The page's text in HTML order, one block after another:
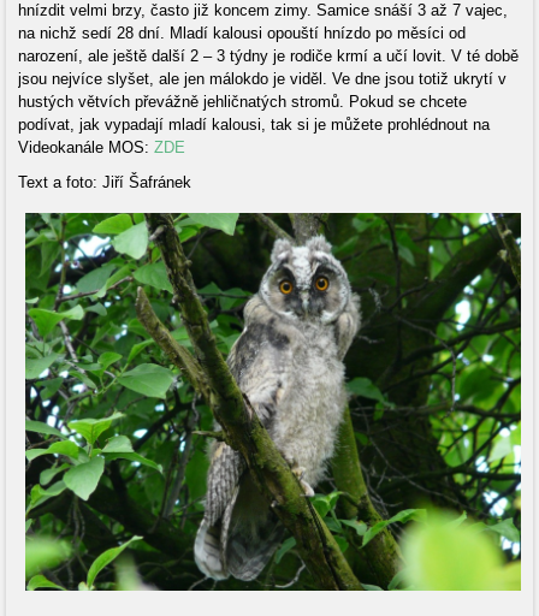
hnízdit velmi brzy, často již koncem zimy. Samice snáší 3 až 7 vajec,
na nichž sedí 28 dní. Mladí kalousi opouští hnízdo po měsíci od
narození, ale ještě další 2 – 3 týdny je rodiče krmí a učí lovit. V té době
jsou nejvíce slyšet, ale jen málokdo je viděl. Ve dne jsou totiž ukrytí v
hustých větvích převážně jehličnatých stromů. Pokud se chcete
podívat, jak vypadají mladí kalousi, tak si je můžete prohlédnout na
Videokanále MOS: ZDE
Text a foto: Jiří Šafránek